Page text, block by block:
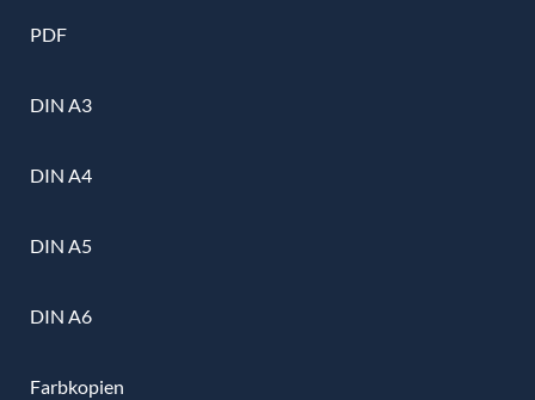
PDF
DIN A3
DIN A4
DIN A5
DIN A6
Farbkopien